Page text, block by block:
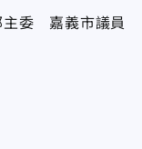
主委 嘉義市議員